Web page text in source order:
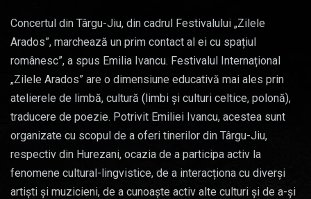
Concertul din Târgu-Jiu, din cadrul Festivalului „Zilele
Arados”, marchează un prim contact al ei cu spațiul
românesc”, a spus Emilia Ivancu. Festivalul Internațional
„Zilele Arados” are o dimensiune educativă mai ales prin
atelierele de limbă, cultură (limbi și culturi celtice, polonă),
traducere de poezie. Potrivit Emiliei Ivancu, acestea sunt
organizate cu scopul de a oferi tinerilor din Târgu-Jiu,
respectiv din Hurezani, ocazia de a participa activ la
fenomene cultural-lingvistice, de a interacționa cu diverși
artiști și muzicieni, de a cunoaște activ alte culturi și de a-și